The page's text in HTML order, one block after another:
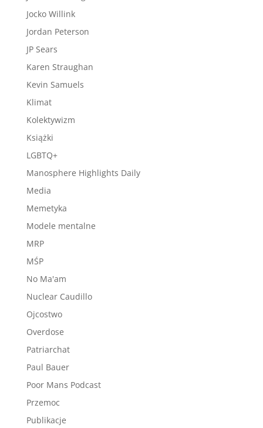
Jocko Willink
Jordan Peterson
JP Sears
Karen Straughan
Kevin Samuels
Klimat
Kolektywizm
Książki
LGBTQ+
Manosphere Highlights Daily
Media
Memetyka
Modele mentalne
MRP
MŚP
No Ma'am
Nuclear Caudillo
Ojcostwo
Overdose
Patriarchat
Paul Bauer
Poor Mans Podcast
Przemoc
Publikacje